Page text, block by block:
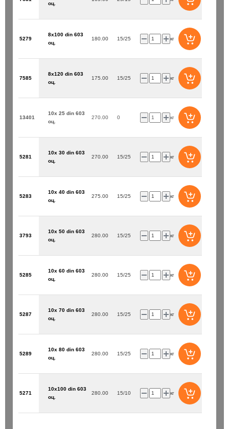
оц.
5279
8х100 din 603
оц.
180.00 15/25 кг
7585
8х120 din 603
оц.
175.00 15/25 кг
13401
10х 25 din 603
оц.
270.00 0 кг
5281
10х 30 din 603
оц.
270.00 15/25 кг
5283
10х 40 din 603
оц.
275.00 15/25 кг
3793
10х 50 din 603
оц.
280.00 15/25 кг
5285
10х 60 din 603
оц.
280.00 15/25 кг
5287
10х 70 din 603
оц.
280.00 15/25 кг
5289
10х 80 din 603
оц.
280.00 15/25 кг
5271
10х100 din 603
оц.
280.00 15/10 кг